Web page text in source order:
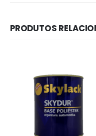
PRODUTOS